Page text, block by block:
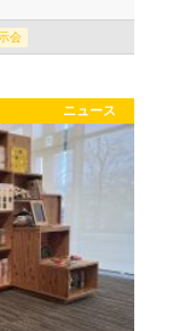
会
ニュース